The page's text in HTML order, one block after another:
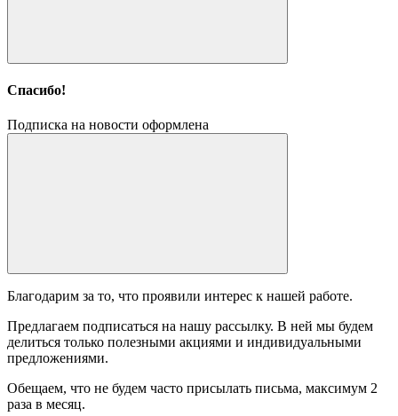
Спасибо!
Подписка на новости оформлена
Благодарим за то, что проявили интерес к нашей работе.
Предлагаем подписаться на нашу рассылку. В ней мы будем
делиться только полезными акциями и индивидуальными
предложениями.
Обещаем, что не будем часто присылать письма, максимум 2
раза в месяц.